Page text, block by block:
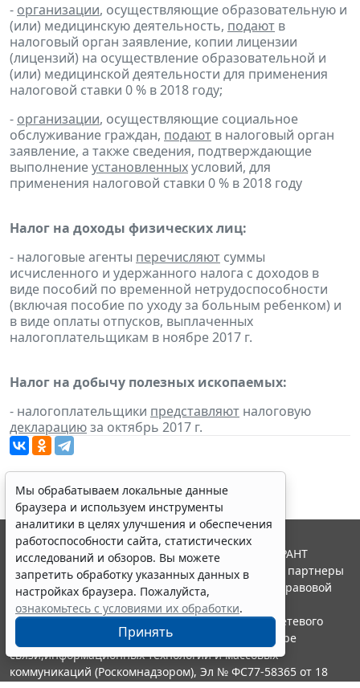
- организации, осуществляющие образовательную и
(или) медицинскую деятельность, подают в
налоговый орган заявление, копии лицензии
(лицензий) на осуществление образовательной и
(или) медицинской деятельности для применения
налоговой ставки 0 % в 2018 году;
- организации, осуществляющие социальное
обслуживание граждан, подают в налоговый орган
заявление, а также сведения, подтверждающие
выполнениеустановленныхусловий, для
применения налоговой ставки 0 % в 2018 году
Налог на доходы физических лиц:
- налоговые агенты перечисляют суммы
исчисленного и удержанного налога с доходов в
виде пособий по временной нетрудоспособности
(включая пособие по уходу за больным ребенком) и
в виде оплаты отпусков, выплаченных
налогоплательщикам в ноябре 2017 г.
Налог на добычу полезных ископаемых:
- налогоплательщики представляют налоговую
декларациюза октябрь 2017 г.
Мы обрабатываем локальные данные
браузера и используем инструменты
аналитики в целях улучшения и обеспечения
работоспособности сайта, статистических
исследований и обзоров. Вы можете
запретить обработку указанных данных в
настройках браузера. Пожалуйста,
ознакомьтесь с условиями их обработки.
Принять
© ООО "НПП "ГАРАНТ-СЕРВИС", 2026. Система ГАРАНТ
выпускается с 1990 года. Компания "Гарант" и ее партнеры
являются участниками Российской ассоциации правовой
информации ГАРАНТ.
Портал ГАРАНТ.РУ зарегистрирован в качестве сетевого
издания Федеральной службой по надзору в сфере
связи,информационных технологий и массовых
коммуникаций (Роскомнадзором), Эл № ФС77-58365 от 18